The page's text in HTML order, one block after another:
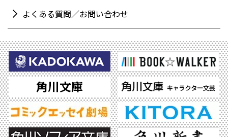
よくある質問／お問い合わせ